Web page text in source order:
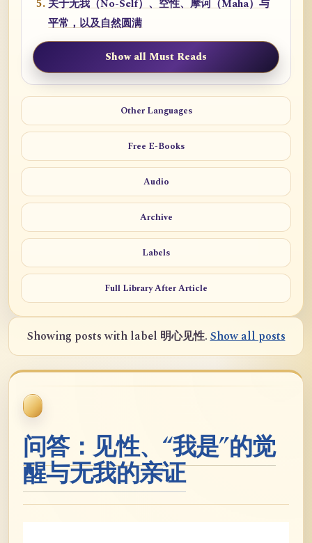
关于无我（No-Self）、空性、摩诃（Maha）与
平常，以及自然圆满
Show all Must Reads
Other Languages
Free E-Books
Audio
Archive
Labels
Full Library After Article
Showing posts with label 明心见性.Show all posts
问答：见性、“我是”的觉
醒与无我的亲证